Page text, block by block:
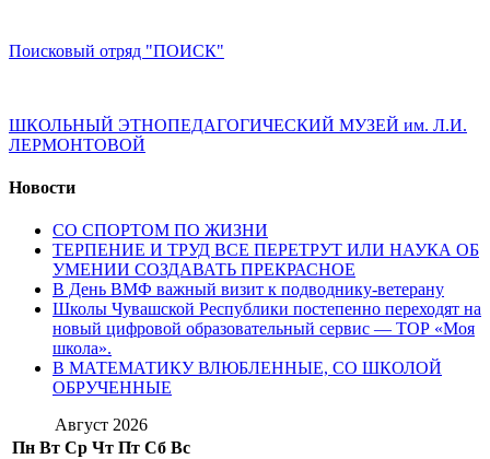
Поисковый отряд "ПОИСК"
ШКОЛЬНЫЙ ЭТНОПЕДАГОГИЧЕСКИЙ МУЗЕЙ им. Л.И.
ЛЕРМОНТОВОЙ
Новости
СО СПОРТОМ ПО ЖИЗНИ
ТЕРПЕНИЕ И ТРУД ВСЕ ПЕРЕТРУТ ИЛИ НАУКА ОБ
УМЕНИИ СОЗДАВАТЬ ПРЕКРАСНОЕ
В День ВМФ важный визит к подводнику-ветерану
Школы Чувашской Республики постепенно переходят на
новый цифровой образовательный сервис — ТОР «Моя
школа».
В МАТЕМАТИКУ ВЛЮБЛЕННЫЕ, СО ШКОЛОЙ
ОБРУЧЕННЫЕ
Август 2026
Пн Вт Ср Чт Пт Сб Вс